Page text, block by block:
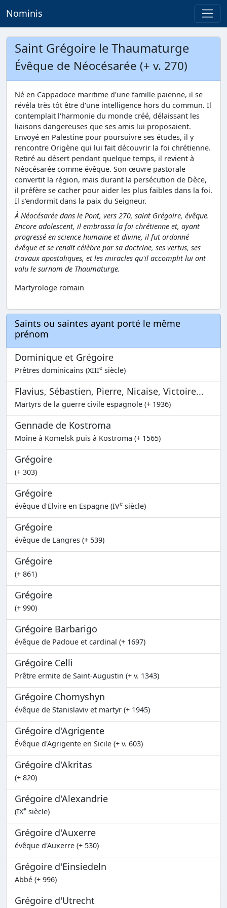
Nominis
Saint Grégoire le Thaumaturge
Évêque de Néocésarée (+ v. 270)
Né en Cappadoce maritime d'une famille païenne, il se
révéla très tôt être d'une intelligence hors du commun. Il
contemplait l'harmonie du monde créé, délaissant les
liaisons dangereuses que ses amis lui proposaient.
Envoyé en Palestine pour poursuivre ses études, il y
rencontre Origène qui lui fait découvrir la foi chrétienne.
Retiré au désert pendant quelque temps, il revient à
Néocésarée comme évêque. Son œuvre pastorale
convertit la région, mais durant la persécution de Dèce,
il préfère se cacher pour aider les plus faibles dans la foi.
Il s'endormit dans la paix du Seigneur.
À Néocésarée dans le Pont, vers 270, saint Grégoire, évêque.
Encore adolescent, il embrassa la foi chrétienne et, ayant
progressé en science humaine et divine, il fut ordonné
évêque et se rendit célèbre par sa doctrine, ses vertus, ses
travaux apostoliques, et les miracles qu'il accomplit lui ont
valu le surnom de Thaumaturge.
Martyrologe romain
Saints ou saintes ayant porté le même
prénom
Dominique et Grégoire
Prêtres dominicains (XIIIe siècle)
Flavius, Sébastien, Pierre, Nicaise, Victoire...
Martyrs de la guerre civile espagnole (+ 1936)
Gennade de Kostroma
Moine à Komelsk puis à Kostroma (+ 1565)
Grégoire
(+ 303)
Grégoire
évêque d'Elvire en Espagne (IVe siècle)
Grégoire
évêque de Langres (+ 539)
Grégoire
(+ 861)
Grégoire
(+ 990)
Grégoire Barbarigo
évêque de Padoue et cardinal (+ 1697)
Grégoire Celli
Prêtre ermite de Saint-Augustin (+ v. 1343)
Grégoire Chomyshyn
évêque de Stanislaviv et martyr (+ 1945)
Grégoire d'Agrigente
Évêque d'Agrigente en Sicile (+ v. 603)
Grégoire d'Akritas
(+ 820)
Grégoire d'Alexandrie
(IXe siècle)
Grégoire d'Auxerre
évêque d'Auxerre (+ 530)
Grégoire d'Einsiedeln
Abbé (+ 996)
Grégoire d'Utrecht